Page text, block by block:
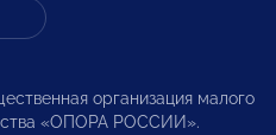
организация малого
«ОПОРА РОССИИ».